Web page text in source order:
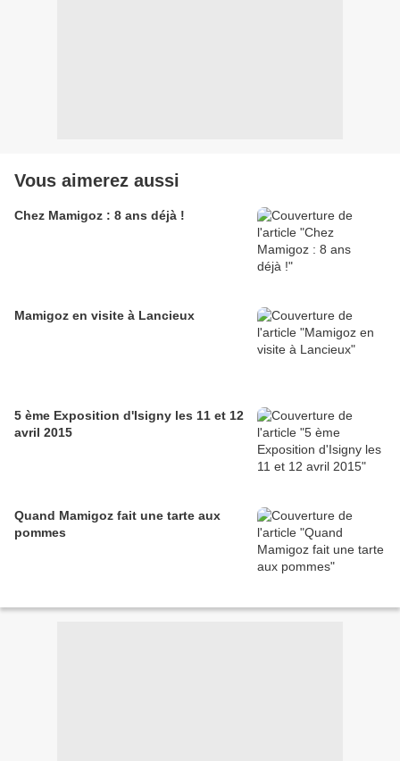
Vous aimerez aussi
Chez Mamigoz : 8 ans déjà !
Mamigoz en visite à Lancieux
5 ème Exposition d'Isigny les 11 et 12
avril 2015
Quand Mamigoz fait une tarte aux
pommes